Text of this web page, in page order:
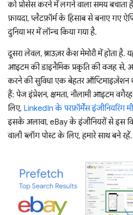
को प्रोसेस करने में लगने वाला समय बचाता
फ़ायदा, प्लैटफ़ॉर्म के हिसाब से बनाए गए
दुनिया भर में लॉन्च किया गया है.
दूसरा लेवल, ब्राउज़र कैश मेमोरी में होता है.
आइटम की डाइनैमिक प्रकृति की वजह से,
करने की सुविधा एक बेहतर ऑप्टिमाइज़ेशन
हैं: पेज इंप्रेशन, क्षमता, नीलामी आइटम
लिए, LinkedIn के परफ़ॉर्मेंस इंजीनियरिंग
इसके अलावा, eBay के इंजीनियरों से इस
वाली ब्लॉग पोस्ट के लिए, हमारे साथ बने रहें.